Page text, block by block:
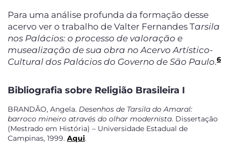
Para uma análise profunda da formação desse
acervo ver o trabalho de Valter Fernandes Tarsila
nos Palácios: o processo de valoração e
musealização de sua obra no Acervo Artístico-
Cultural dos Palácios do Governo de São Paulo.6
Bibliografia sobre Religião Brasileira I
BRANDÃO, Angela. Desenhos de Tarsila do Amaral:
barroco mineiro através do olhar modernista. Dissertação
(Mestrado em História) – Universidade Estadual de
Campinas, 1999. Aqui.